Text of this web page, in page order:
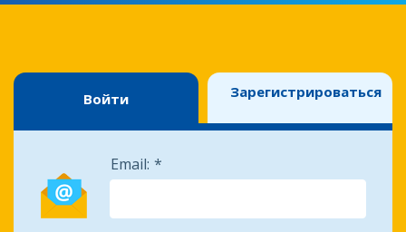
Войти Зарегистрироваться
Email: